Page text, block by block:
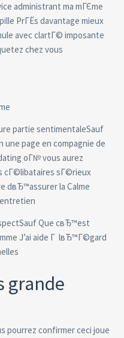
administrant ma mГЄme
PrГЁs davantage mieux
avec clartГ© imposante
chez vous
partie sentimentaleSauf
page en compagnie de
oГ№ vous aurez
cГ©libataires sГ©rieux
dвЂ™assurer la Calme
Que cвЂ™est
J’ai aide Г lвЂ™Г©gard
grande
pourrez confirmer ceci joue